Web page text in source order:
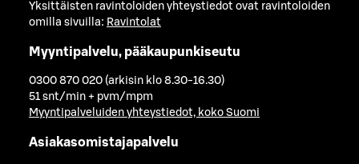
Yksittäisten ravintoloiden yhteystiedot ovat ravintoloiden
omilla sivuilla: Ravintolat
Myyntipalvelu, pääkaupunkiseutu
0300 870 020 (arkisin klo 8.30-16.30)
51 snt/min + pvm/mpm
Myyntipalveluiden yhteystiedot, koko Suomi
Asiakasomistajapalvelu